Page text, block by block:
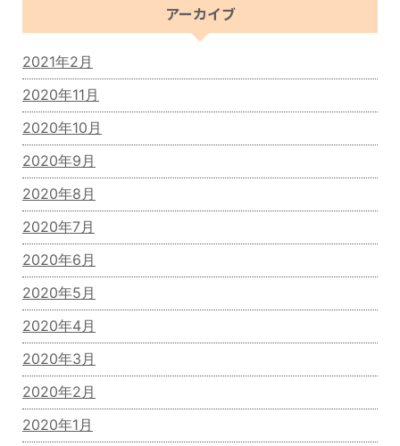
アーカイブ
2021年2月
2020年11月
2020年10月
2020年9月
2020年8月
2020年7月
2020年6月
2020年5月
2020年4月
2020年3月
2020年2月
2020年1月